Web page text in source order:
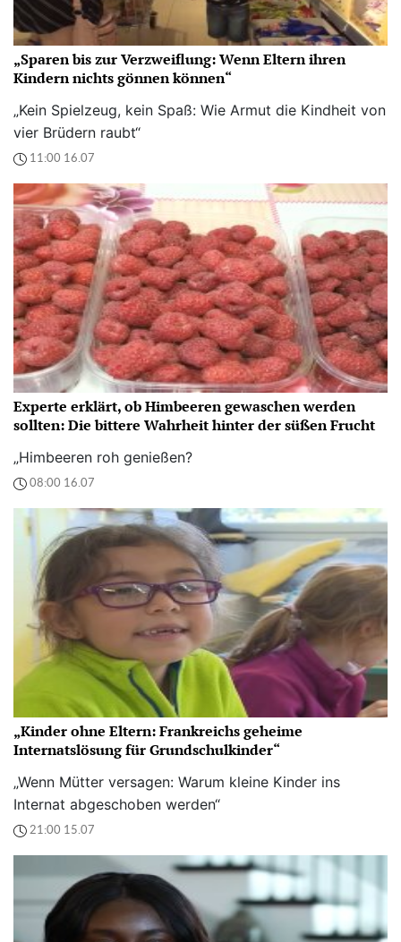
„Sparen bis zur Verzweiflung: Wenn Eltern ihren
Kindern nichts gönnen können“
„Kein Spielzeug, kein Spaß: Wie Armut die Kindheit von
vier Brüdern raubt“
11:00 16.07
Experte erklärt, ob Himbeeren gewaschen werden
sollten: Die bittere Wahrheit hinter der süßen Frucht
„Himbeeren roh genießen?
08:00 16.07
„Kinder ohne Eltern: Frankreichs geheime
Internatslösung für Grundschulkinder“
„Wenn Mütter versagen: Warum kleine Kinder ins
Internat abgeschoben werden“
21:00 15.07